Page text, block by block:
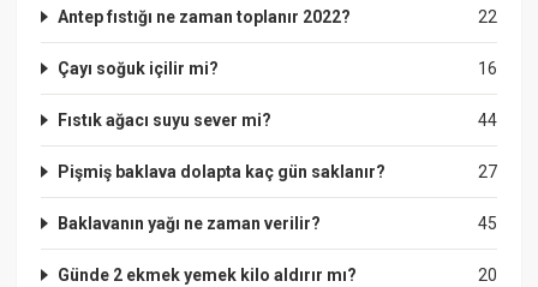
22
Antep fıstığı ne zaman toplanır 2022?
16
Çayı soğuk içilir mi?
44
Fıstık ağacı suyu sever mi?
27
Pişmiş baklava dolapta kaç gün saklanır?
45
Baklavanın yağı ne zaman verilir?
20
Günde 2 ekmek yemek kilo aldırır mı?